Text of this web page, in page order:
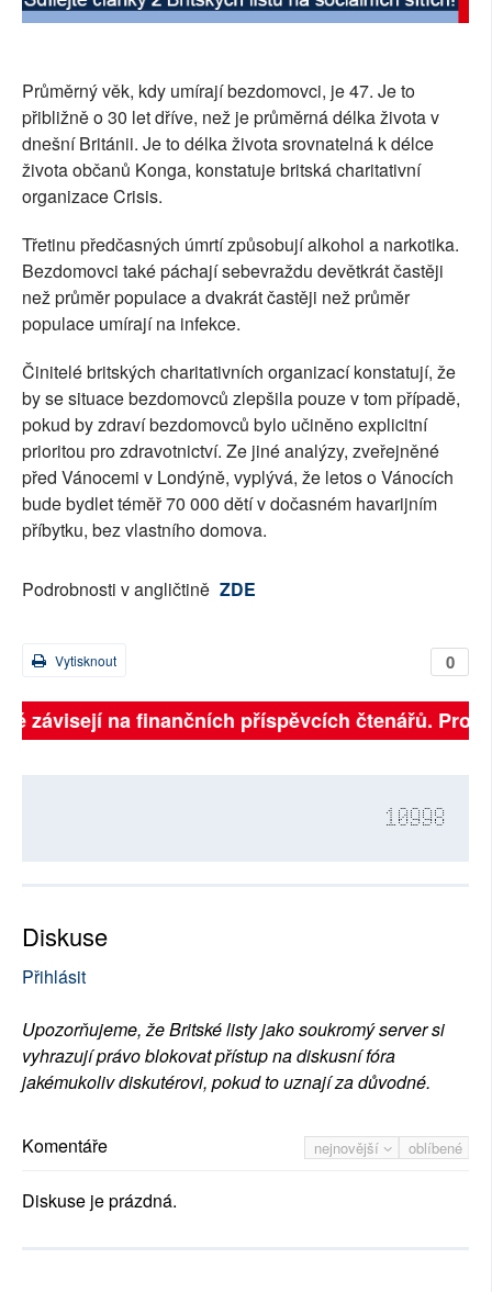
SOCIÁLNÍ SÍTĚ
RUBRIKY
PLNÁ VERZE STRÁNEK
Průměrný věk, kdy umírají bezdomovci, je 47. Je to
přibližně o 30 let dříve, než je průměrná délka života v
dnešní Británii. Je to délka života srovnatelná k délce
života občanů Konga, konstatuje britská charitativní
organizace Crisis.
Třetinu předčasných úmrtí způsobují alkohol a narkotika.
Bezdomovci také páchají sebevraždu devětkrát častěji
než průměr populace a dvakrát častěji než průměr
populace umírají na infekce.
Činitelé britských charitativních organizací konstatují, že
by se situace bezdomovců zlepšila pouze v tom případě,
pokud by zdraví bezdomovců bylo učiněno explicitní
prioritou pro zdravotnictví. Ze jiné analýzy, zveřejněné
před Vánocemi v Londýně, vyplývá, že letos o Vánocích
bude bydlet téměř 70 000 dětí v dočasném havarijním
příbytku, bez vlastního domova.
Podrobnosti v angličtině ZDE
0
Vytisknout
závisejí na finančních příspěvcích čtenářů.
10998
Diskuse
Přihlásit
Upozorňujeme, že Britské listy jako soukromý server si
vyhrazují právo blokovat přístup na diskusní fóra
jakémukoliv diskutérovi, pokud to uznají za důvodné.
nejnovější oblíbené
Komentáře
Diskuse je prázdná.